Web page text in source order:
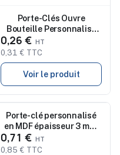
Porte-Clés Ouvre
Bouteille Personnalisé
Sawad
0,26 €
0,31 € TTC
Voir le produit
Nouveau
Porte-clé personnalisé
en MDF épaisseur 3 mm,
format maxi 20 cm² - objet
publicitaire
0,71 €
0,85 € TTC